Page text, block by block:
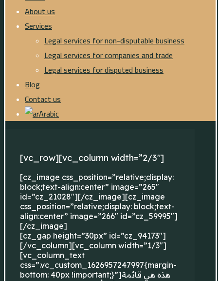
About us
Services
Legal services for non-disputable business
Legal services for companies and trade
Legal services for disputed business
Blog
Contact us
Arabic
[vc_row][vc_column width=”2/3″]
[cz_image css_position=”relative;display:
block;text-align:center” image=”265″
id=”cz_21028″][/cz_image][cz_image
css_position=”relative;display: block;text-
align:center” image=”266″ id=”cz_59995″]
[/cz_image]
[cz_gap height=”30px” id=”cz_94173″]
[/vc_column][vc_column width=”1/3″]
[vc_column_text
css=”.vc_custom_1626957247997{margin-
bottom: 40px !important;}”]هذه هي قائمة